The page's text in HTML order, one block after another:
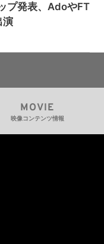
プ発表、AdoやFT
演
MOVIE
映像コンテンツ情報